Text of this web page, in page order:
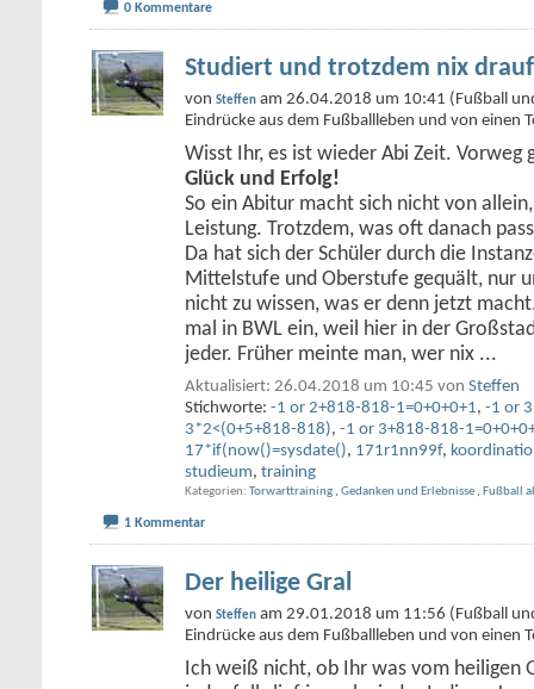
0 Kommentare
Studiert und trotzdem nix drauf
von Steffen am 26.04.2018 um 10:41 (Fußball
Eindrücke aus dem Fußballleben und von einen
Wisst Ihr, es ist wieder Abi Zeit. Vorweg
Glück und Erfolg!
So ein Abitur macht sich nicht von
Leistung. Trotzdem, was oft danach
Da hat sich der Schüler durch die
Mittelstufe und Oberstufe gequält, nur
nicht zu wissen, was er denn jetzt
mal in BWL ein, weil hier in der
jeder. Früher meinte man, wer nix ...
Aktualisiert: 26.04.2018 um 10:45 von Steffen
Stichworte: -1 or 2+818-818-1=0+0+0+1, -1 or
3*2<(0+5+818-818), -1 or 3+818-818-
17*if(now()=sysdate(), 171r1nn99f,
studieum, training
Kategorien Torwarttraining , Gedanken und Erlebnisse , Fußball
1 Kommentar
Der heilige Gral
von Steffen am 29.01.2018 um 11:56 (Fußball
Eindrücke aus dem Fußballleben und von einen
Ich weiß nicht, ob Ihr was vom heiligen